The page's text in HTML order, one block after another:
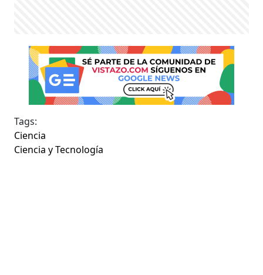
Tags:
Ciencia
Ciencia y Tecnología